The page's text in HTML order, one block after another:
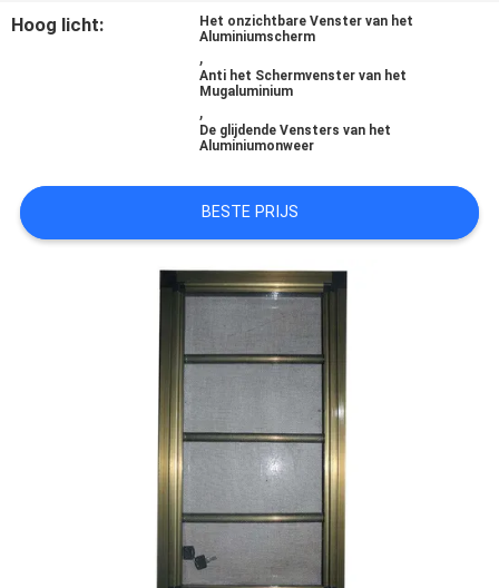
VERZOEK
PRIVACY
Hoog licht:
Het onzichtbare Venster van het
Aluminiumscherm
,
Anti het Schermvenster van het
Mugaluminium
,
De glijdende Vensters van het
Aluminiumonweer
BESTE PRIJS